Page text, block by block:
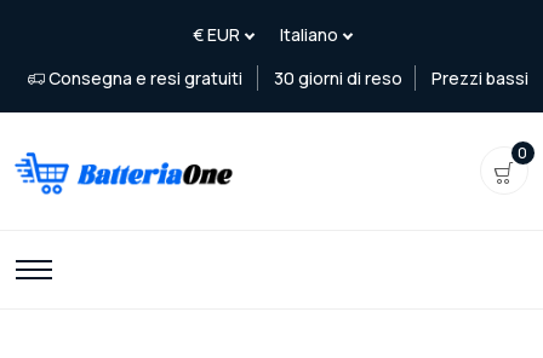
Consegna e resi gratuiti 30 giorni di reso Prezzi bassi
0